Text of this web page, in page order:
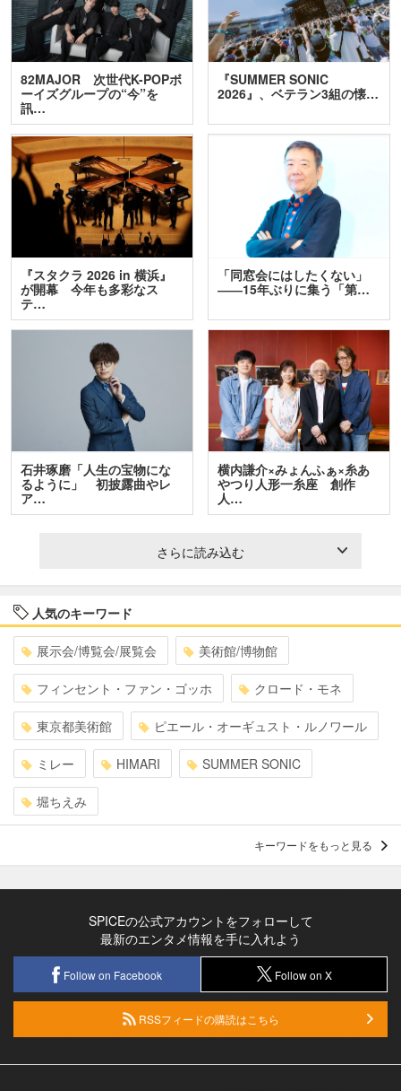
82MAJOR 次世代K-POPボ
ーイズグループの“今”を
訊…
『SUMMER SONIC
2026』、ベテラン3組の懐…
『スタクラ 2026 in 横浜』
が開幕 今年も多彩なス
テ…
「同窓会にはしたくない」
――15年ぶりに集う「第…
石井琢磨「人生の宝物にな
るように」 初披露曲やレ
ア…
横内謙介×みょんふぁ×糸あ
やつり人形一糸座 創作
人…
さらに読み込む
人気のキーワード
展示会/博覧会/展覧会 美術館/博物館
フィンセント・ファン・ゴッホ クロード・モネ
東京都美術館 ピエール・オーギュスト・ルノワール
ミレー HIMARI SUMMER SONIC
堀ちえみ
キーワードをもっと見る
SPICEの公式アカウントをフォローして
最新のエンタメ情報を手に入れよう
Follow on Facebook Follow on X
RSSフィードの購読はこちら